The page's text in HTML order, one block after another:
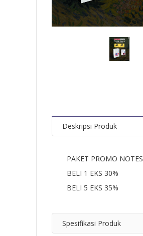
Deskripsi Produk
PAKET PROMO
BELI 1 EKS 30%
BELI 5 EKS 35%
Spesifikasi Produk